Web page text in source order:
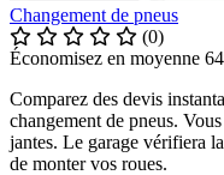
Changement de pneus
(0)
Économisez en moyenne
Comparez des devis
changement de pneus.
jantes. Le garage vérifiera
de monter vos roues.